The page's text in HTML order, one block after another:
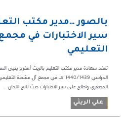
بالصور …مدير مكتب
سير الاختبارات في
التعليمي
تفقد سعادة مدير مكتب التعليم بالريث أ.مفرح يحيى
الدراسي ١٤٤٠/١٤٣٩ هـ في مجمع آل
المصغري واطلع على سير الاختبارات حيث تابع اللجان ...
علي الريثي